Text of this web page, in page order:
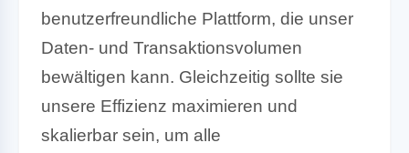
benutzerfreundliche Plattform, die unser
Daten- und Transaktionsvolumen
bewältigen kann. Gleichzeitig sollte sie
unsere Effizienz maximieren und
skalierbar sein, um alle